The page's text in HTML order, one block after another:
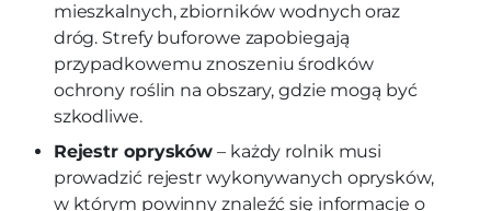
mieszkalnych, zbiorników wodnych oraz
dróg. Strefy buforowe zapobiegają
przypadkowemu znoszeniu środków
ochrony roślin na obszary, gdzie mogą być
szkodliwe.
Rejestr oprysków – każdy rolnik musi
prowadzić rejestr wykonywanych oprysków,
w którym powinny znaleźć się informacje o